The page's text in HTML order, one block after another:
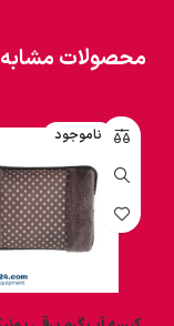
محصولات مشابه
ناموجود